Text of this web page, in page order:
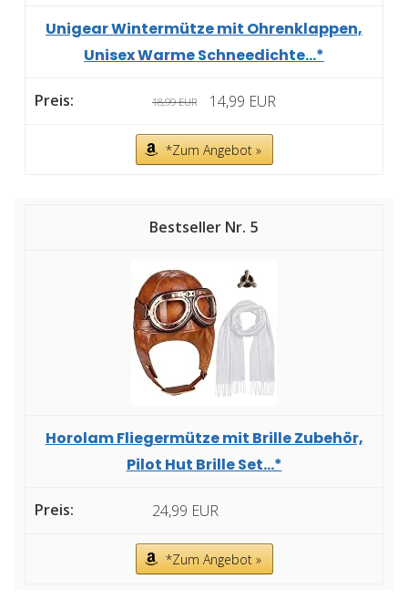
Unigear Wintermütze mit Ohrenklappen,
Unisex Warme Schneedichte...*
18,99 EUR 14,99 EUR
*Zum Angebot »
5
Horolam Fliegermütze mit Brille Zubehör,
Pilot Hut Brille Set...*
24,99 EUR
*Zum Angebot »